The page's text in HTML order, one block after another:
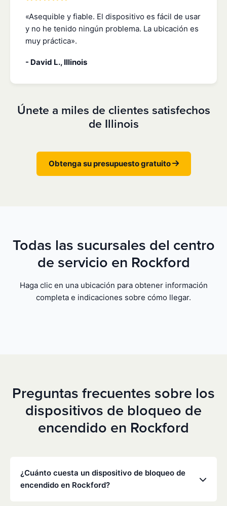
«Asequible y fiable. El dispositivo es fácil de usar
y no he tenido ningún problema. La ubicación es
muy práctica».
- David L., Illinois
Únete a miles de clientes satisfechos
de Illinois
Obtenga su presupuesto gratuito
Todas las sucursales del centro
de servicio en Rockford
Haga clic en una ubicación para obtener información
completa e indicaciones sobre cómo llegar.
Preguntas frecuentes sobre los
dispositivos de bloqueo de
encendido en Rockford
¿Cuánto cuesta un dispositivo de bloqueo de
encendido en Rockford?